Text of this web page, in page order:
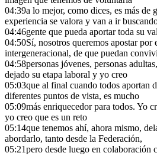
04:39a lo mejor, como dices, es más de
experiencia se valora y van a ir
04:46gente que pueda aportar toda su
04:50Sí, nosotros queremos apostar por
intergeneracional, de que puedan
04:58personas jóvenes, personas
dejado su etapa laboral y yo creo
05:03que al final cuando todos aportan
diferentes puntos de vista, es mucho
05:09más enriquecedor para todos. Yo
yo creo que es un reto
05:14que tenemos ahí, ahora mismo,
abordarlo, tanto desde la Federación,
05:21pero desde luego en colaboración